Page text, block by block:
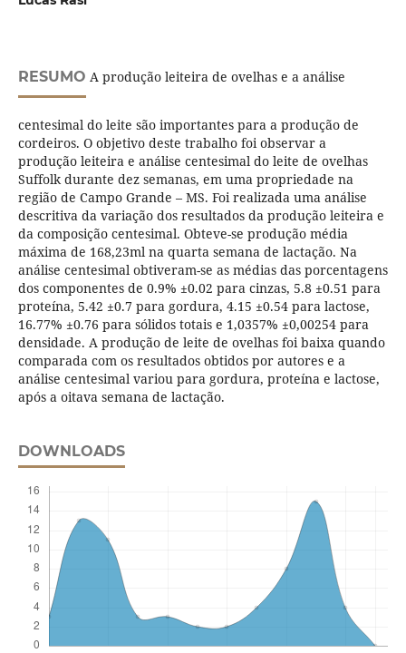
RESUMO A produção leiteira de ovelhas e a análise
centesimal do leite são importantes para a produção de
cordeiros. O objetivo deste trabalho foi observar a
produção leiteira e análise centesimal do leite de ovelhas
Suffolk durante dez semanas, em uma propriedade na
região de Campo Grande – MS. Foi realizada uma análise
descritiva da variação dos resultados da produção leiteira e
da composição centesimal. Obteve-se produção média
máxima de 168,23ml na quarta semana de lactação. Na
análise centesimal obtiveram-se as médias das porcentagens
dos componentes de 0.9% ±0.02 para cinzas, 5.8 ±0.51 para
proteína, 5.42 ±0.7 para gordura, 4.15 ±0.54 para lactose,
16.77% ±0.76 para sólidos totais e 1,0357% ±0,00254 para
densidade. A produção de leite de ovelhas foi baixa quando
comparada com os resultados obtidos por autores e a
análise centesimal variou para gordura, proteína e lactose,
após a oitava semana de lactação.
DOWNLOADS